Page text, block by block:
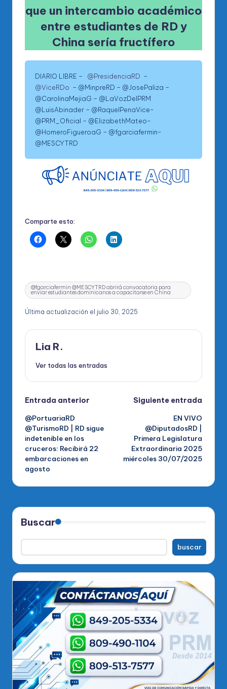
que un intercambio académico
entre estudiantes de RD y
China sería fructífero
DIARIO LIBRE – @PresidenciaRD –
@ViceRDo – @MinpreRD – @JosePaliza –
@CarolinaMejiaG – @LaVozDelPRM
@LuisAbinader – @RaquelPenaVice-
@PRM_Oficial – @ElizabethMateo-
@HomeroFigueroaG – @fgarciafermin-
@MESCYTRD
Comparte esto:
Etiquetas:
@fgarciafermin @MESCYTRD abrirá convocatoria para
enviar estudiantes dominicanos a capacitarse en China
Última actualización el julio 30, 2025
Lia R.
Ver todas las entradas
Navegación
de
entradas
Entrada anterior
@PortuariaRD
@TurismoRD | RD sigue
indetenible en los
cruceros: Recibirá 22
embarcaciones en
agosto
Siguiente entrada
EN VIVO
@DiputadosRD |
Primera Legislatura
Extraordinaria 2025
miércoles 30/07/2025
Buscar
buscar